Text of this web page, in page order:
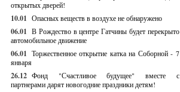
открытых дверей!
10.01 Опасных веществ в воздухе не обнаружено
06.01 В Рождество в центре Гатчины будет перекрыто
автомобильное движение
06.01 Торжественное открытие катка на Соборной - 7
января
26.12 Фонд "Счастливое будущее" вместе с
партнерами дарят новогодние праздники детям!